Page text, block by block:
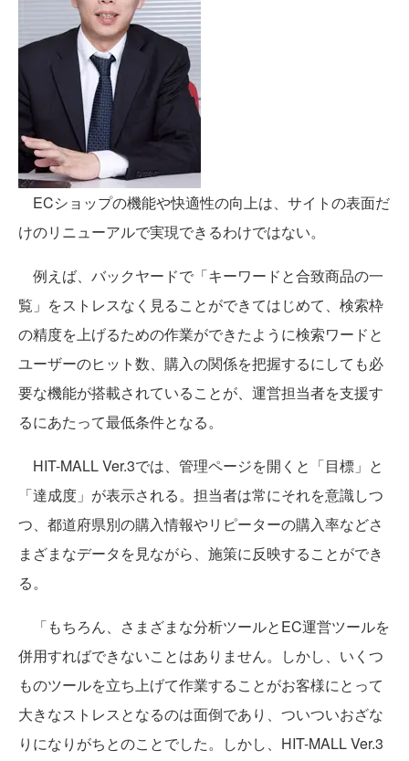
ECショップの機能や快適性の向上は、サイトの表面だ
けのリニューアルで実現できるわけではない。
例えば、バックヤードで「キーワードと合致商品の一
覧」をストレスなく見ることができてはじめて、検索枠
の精度を上げるための作業ができたように検索ワードと
ユーザーのヒット数、購入の関係を把握するにしても必
要な機能が搭載されていることが、運営担当者を支援す
るにあたって最低条件となる。
HIT-MALL Ver.3では、管理ページを開くと「目標」と
「達成度」が表示される。担当者は常にそれを意識しつ
つ、都道府県別の購入情報やリピーターの購入率などさ
まざまなデータを見ながら、施策に反映することができ
る。
「もちろん、さまざまな分析ツールとEC運営ツールを
併用すればできないことはありません。しかし、いくつ
ものツールを立ち上げて作業することがお客様にとって
大きなストレスとなるのは面倒であり、ついついおざな
りになりがちとのことでした。しかし、HIT-MALL Ver.3